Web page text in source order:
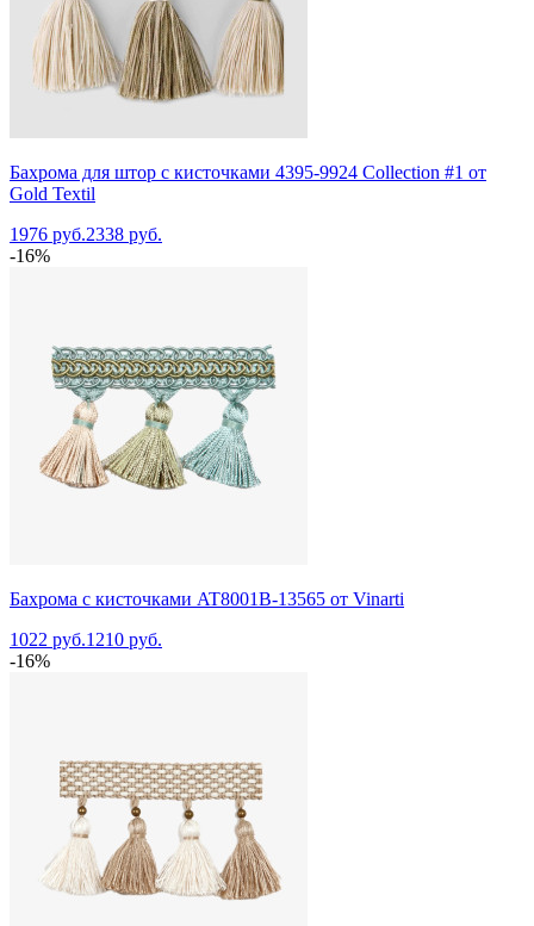
Бахрома для штор с кисточками 4395-9924 Collection #1 от
Gold Textil
1976 руб.2338 руб.
-16%
Бахрома с кисточками AT8001B-13565 от Vinarti
1022 руб.1210 руб.
-16%